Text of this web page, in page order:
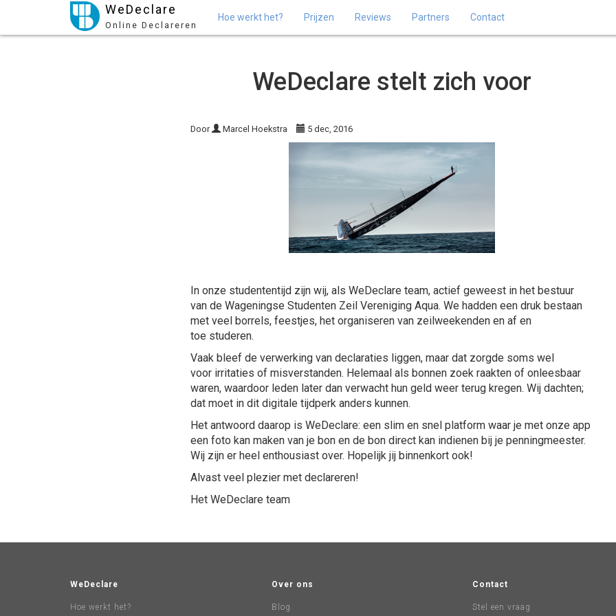
WeDeclare
Online Declareren
Hoe werkt het? Prijzen Reviews Partners Contact
WeDeclare stelt zich voor
Door Marcel Hoekstra 5 dec, 2016
In onze studententijd zijn wij, als WeDeclare team, actief geweest in het bestuur
van de Wageningse Studenten Zeil Vereniging Aqua. We hadden een druk bestaan
met veel borrels, feestjes, het organiseren van zeilweekenden en af en
toe studeren.
Vaak bleef de verwerking van declaraties liggen, maar dat zorgde soms wel
voor irritaties of misverstanden. Helemaal als bonnen zoek raakten of onleesbaar
waren, waardoor leden later dan verwacht hun geld weer terug kregen. Wij dachten;
dat moet in dit digitale tijdperk anders kunnen.
Het antwoord daarop is WeDeclare: een slim en snel platform waar je met onze app
een foto kan maken van je bon en de bon direct kan indienen bij je penningmeester.
Wij zijn er heel enthousiast over. Hopelijk jij binnenkort ook!
Alvast veel plezier met declareren!
Het WeDeclare team
WeDeclare
Hoe werkt het?
Over ons
Blog
Contact
Stel een vraag